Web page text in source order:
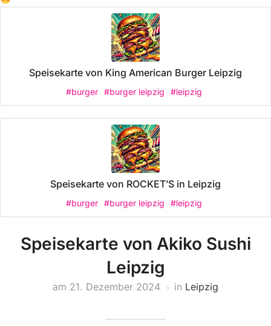
Speisekarte von King American Burger Leipzig
#burger #burger leipzig #leipzig
Speisekarte von ROCKET’S in Leipzig
#burger #burger leipzig #leipzig
Speisekarte von Akiko Sushi
Leipzig
am 21. Dezember 2024 in Leipzig